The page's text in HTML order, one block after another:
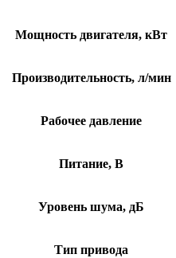
Мощность двигателя, кВт
Производительность, л/мин
Рабочее давление
Питание, В
Уровень шума, дБ
Тип привода